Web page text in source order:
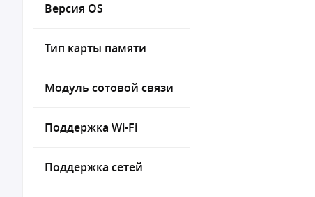
Версия OS
Тип карты памяти
Модуль сотовой связи
Поддержка Wi-Fi
Поддержка сетей